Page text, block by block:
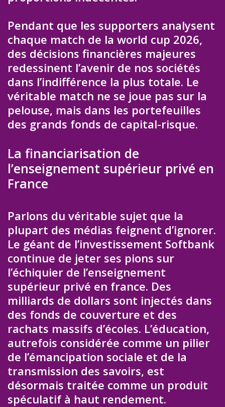
Pendant que les supporters analysent
chaque match de la world cup 2026,
des décisions financières majeures
redessinent l’avenir de nos sociétés
dans l’indifférence la plus totale. Le
véritable match ne se joue pas sur la
pelouse, mais dans les portefeuilles
des grands fonds de capital-risque.
La financiarisation de
l’enseignement supérieur privé en
France
Parlons du véritable sujet que la
plupart des médias feignent d’ignorer.
Le géant de l’investissement Softbank
continue de jeter ses pions sur
l’échiquier de l’enseignement
supérieur privé en france. Des
milliards de dollars sont injectés dans
des fonds de couverture et des
rachats massifs d’écoles. L’éducation,
autrefois considérée comme un pilier
de l’émancipation sociale et de la
transmission des savoirs, est
désormais traitée comme un produit
spéculatif à haut rendement.